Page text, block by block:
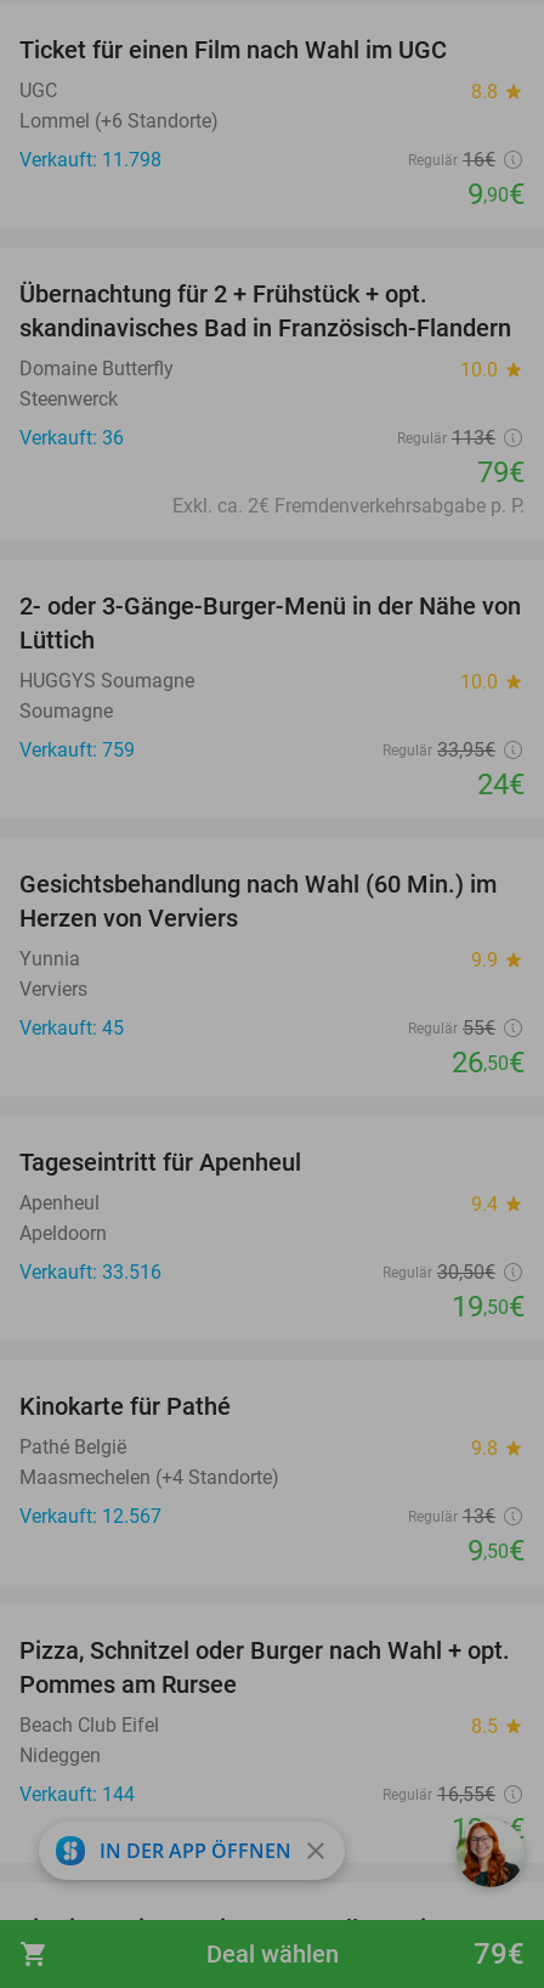
shopping_cart 79€
Deal wählen
Ticket für einen Film nach Wahl im UGC
UGC 8.8 star
Lommel (+6 Standorte)
Verkauft: 11.798
Regulär 16€
9,90€
Übernachtung für 2 + Frühstück + opt.
skandinavisches Bad in Französisch-Flandern
Domaine Butterfly 10.0 star
Steenwerck
Verkauft: 36
Regulär 113€
79€
Exkl. ca. 2€ Fremdenverkehrsabgabe p. P.
29%
2- oder 3-Gänge-Burger-Menü in der Nähe von
Lüttich
HUGGYS Soumagne 10.0 star
Soumagne
Verkauft: 759
Regulär 33,95€
24€
52%
Gesichtsbehandlung nach Wahl (60 Min.) im
Herzen von Verviers
Yunnia 9.9 star
Verviers
Verkauft: 45
Regulär 55€
26,50€
Tageseintritt für Apenheul
Apenheul 9.4 star
Apeldoorn
Verkauft: 33.516
Regulär 30,50€
19,50€
Kinokarte für Pathé
Pathé België 9.8 star
Maasmechelen (+4 Standorte)
Verkauft: 12.567
Regulär 13€
9,50€
24%
Pizza, Schnitzel oder Burger nach Wahl + opt.
Pommes am Rursee
Beach Club Eifel 8.5 star
Nideggen
Verkauft: 144
Regulär 16,55€
12,50€
20%
favorite_border
Eintritt zur immersiven Ausstellung Dinoverse
in Lüttich
IN DER APP ÖFFNEN close